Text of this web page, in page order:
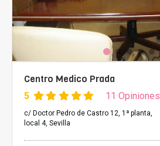
Centro Medico Prada
5 11 Opiniones
c/ Doctor Pedro de Castro 12, 1ª planta,
local 4, Sevilla